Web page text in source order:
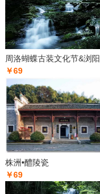
周洛蝴蝶古装文化节&浏阳
￥69
株洲•醴陵瓷
￥69